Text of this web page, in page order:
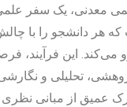
معدنی، یک سفر
هر دانشجو را با
این فرآیند،
تحلیلی و
عمیق از مبانی